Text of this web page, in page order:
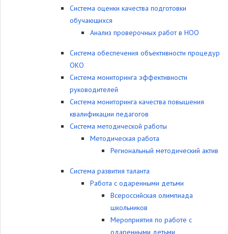
Система оценки качества подготовки
обучающихся
Анализ проверочных работ в НОО
Система обеспечения объективности процедур
ОКО
Система мониторинга эффективности
руководителей
Система мониторинга качества повышения
квалификации педагогов
Система методической работы
Методическая работа
Региональный методический актив
Система развития таланта
Работа с одаренными детьми
Всероссийская олимпиада
школьников
Мероприятия по работе с
одаренными детьми